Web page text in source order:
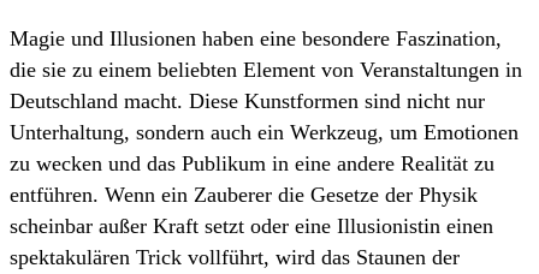
Magie und Illusionen haben eine besondere Faszination,
die sie zu einem beliebten Element von Veranstaltungen in
Deutschland macht. Diese Kunstformen sind nicht nur
Unterhaltung, sondern auch ein Werkzeug, um Emotionen
zu wecken und das Publikum in eine andere Realität zu
entführen. Wenn ein Zauberer die Gesetze der Physik
scheinbar außer Kraft setzt oder eine Illusionistin einen
spektakulären Trick vollführt, wird das Staunen der